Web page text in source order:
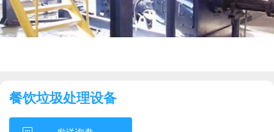
餐饮垃圾处理设备